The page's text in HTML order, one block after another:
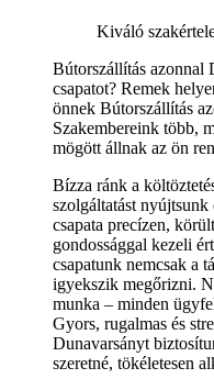
Kiváló
Bútorszállítás azonnal
csapatot? Remek
önnek Bútorszállítás
Szakembereink több,
mögött állnak az ön
Bízza ránk a
szolgáltatást
csapata precízen,
gondossággal kezeli
csapatunk nemcsak a
igyekszik megőrizni.
munka – minden
Gyors, rugalmas és
Dunavarsányt
szeretné, tökéletesen